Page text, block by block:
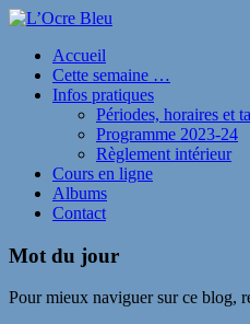
Accueil
Cette semaine …
Infos pratiques
Périodes, horaires et
Programme 2023-24
Règlement intérieur
Cours en ligne
Albums
Contact
Mot du jour
Pour mieux naviguer sur ce blog,